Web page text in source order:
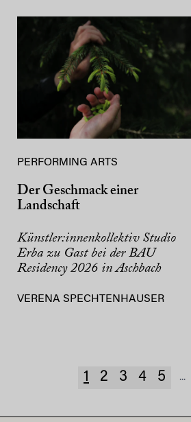
PERFORMING ARTS
Der Geschmack einer
Landschaft
Künstler:innenkollektiv Studio
Erba zu Gast bei der BAU
Residency 2026 in Aschbach
VERENA SPECHTENHAUSER
1 2 3 4 5 ...